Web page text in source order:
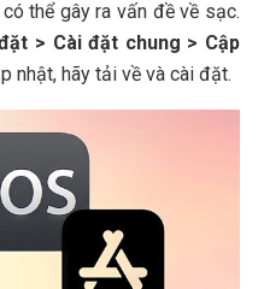
thể gây ra vấn đề về sạc.
> Cài đặt chung > Cập
nhật, hãy tải về và cài đặt.